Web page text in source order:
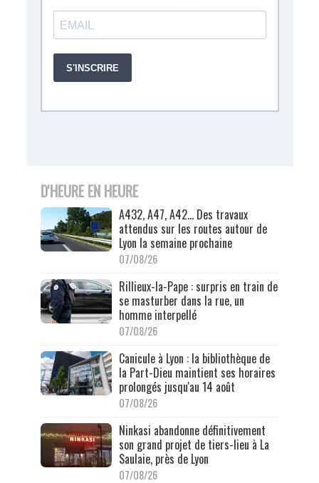
D'HEURE EN HEURE
A432, A47, A42… Des travaux
attendus sur les routes autour de
Lyon la semaine prochaine
07/08/26
Rillieux-la-Pape : surpris en train de
se masturber dans la rue, un
homme interpellé
07/08/26
Canicule à Lyon : la bibliothèque de
la Part-Dieu maintient ses horaires
prolongés jusqu'au 14 août
07/08/26
Ninkasi abandonne définitivement
son grand projet de tiers-lieu à La
Saulaie, près de Lyon
07/08/26